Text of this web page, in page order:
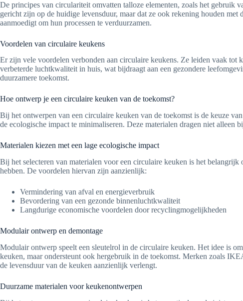
De principes van circulariteit omvatten talloze elementen, zoals het gebruik
gericht zijn op de huidige levensduur, maar dat ze ook rekening houden
aanmoedigt om hun processen te verduurzamen.
Voordelen van circulaire keukens
Er zijn vele voordelen verbonden aan circulaire keukens. Ze leiden vaak tot
verbeterde luchtkwaliteit in huis, wat bijdraagt aan een gezondere
duurzamere toekomst.
Hoe ontwerp je een circulaire keuken van de toekomst?
Bij het ontwerpen van een circulaire keuken van de toekomst is de keuze
de ecologische impact te minimaliseren. Deze materialen dragen niet alleen
Materialen kiezen met een lage ecologische impact
Bij het selecteren van materialen voor een circulaire keuken is het
hebben. De voordelen hiervan zijn aanzienlijk:
Vermindering van afval en energieverbruik
Bevordering van een gezonde binnenluchtkwaliteit
Langdurige economische voordelen door recyclingmogelijkheden
Modulair ontwerp en demontage
Modulair ontwerp speelt een sleutelrol in de circulaire keuken. Het idee is
keuken, maar ondersteunt ook hergebruik in de toekomst. Merken zoals
de levensduur van de keuken aanzienlijk verlengt.
Duurzame materialen voor keukenontwerpen